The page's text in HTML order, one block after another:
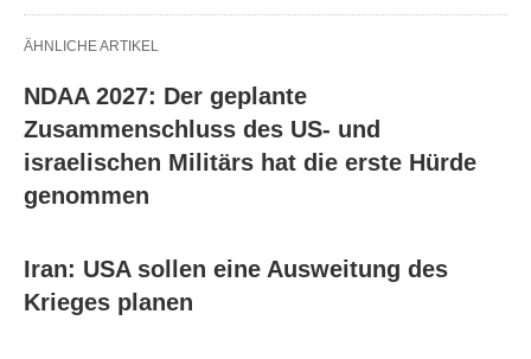
ÄHNLICHE ARTIKEL
NDAA 2027: Der geplante
Zusammenschluss des US- und
israelischen Militärs hat die erste Hürde
genommen
Iran: USA sollen eine Ausweitung des
Krieges planen